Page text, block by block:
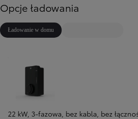
Opcje ładowania
Ładowanie w domu
22 kW, 3-fazowa, bez kabla, bez